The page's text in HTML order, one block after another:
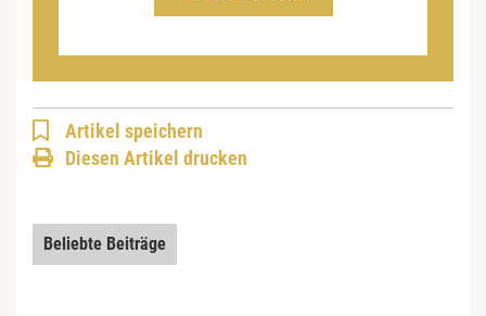
Artikel speichern
Diesen Artikel drucken
Beliebte Beiträge